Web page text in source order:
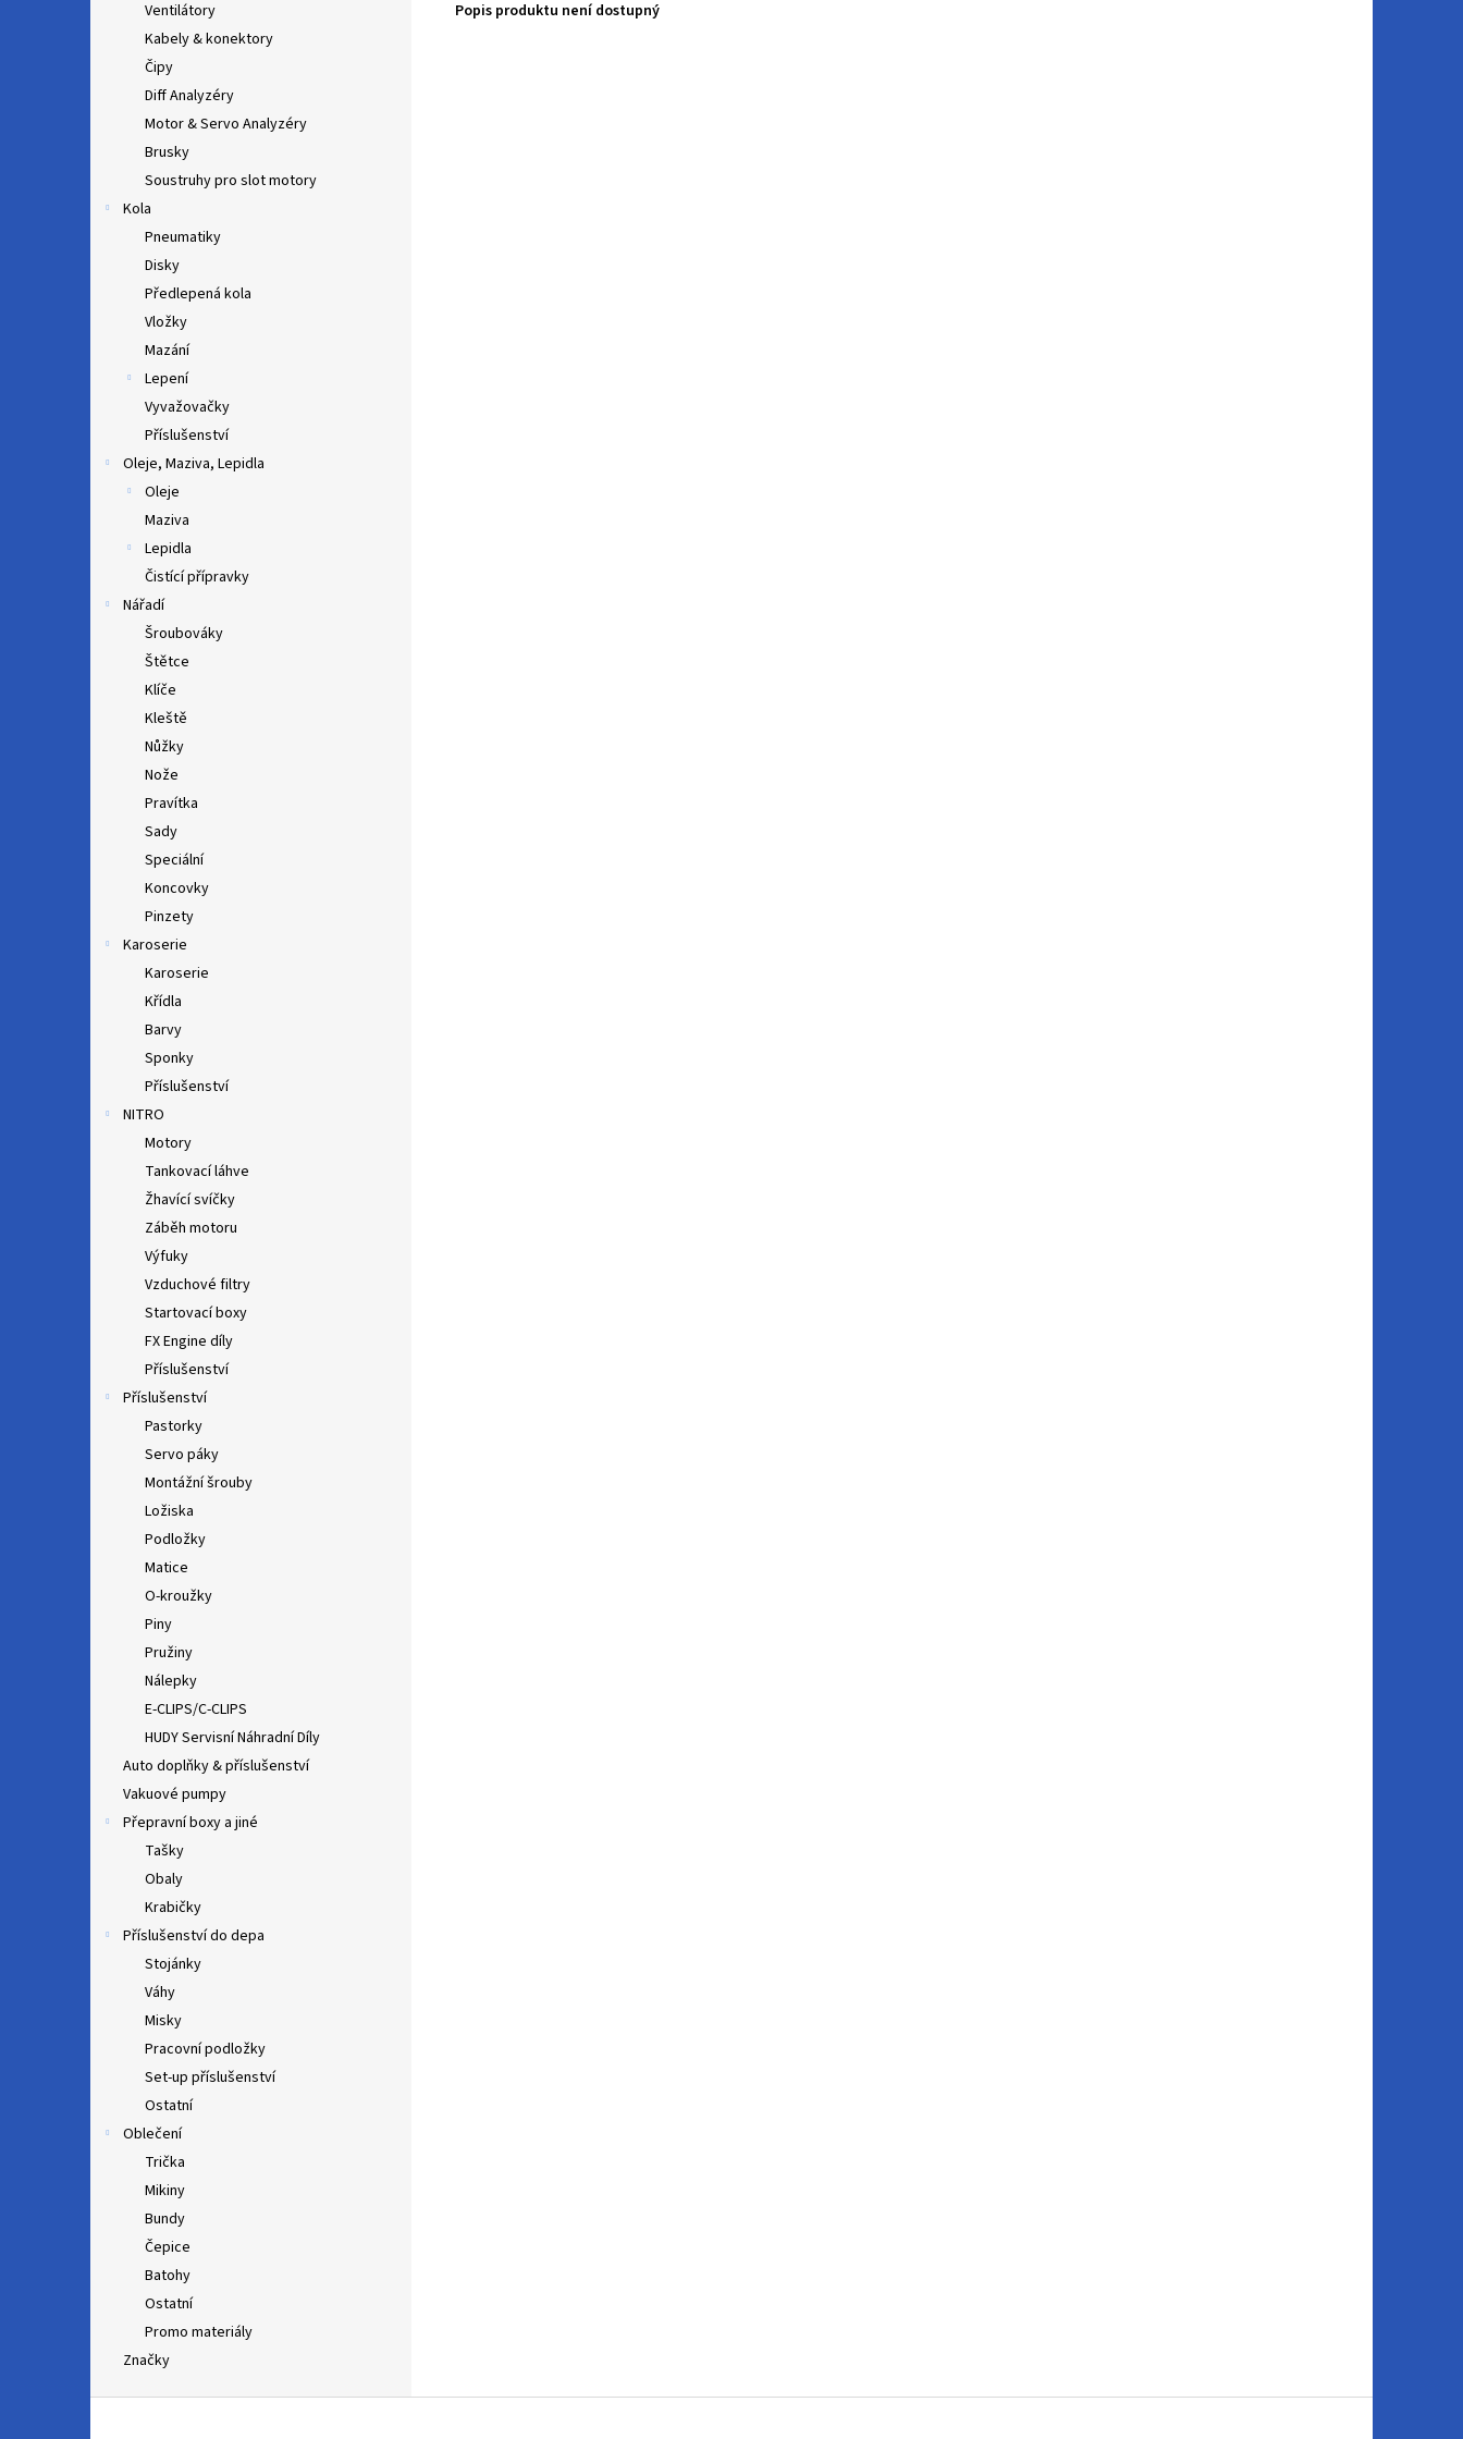
Ventilátory
Kabely & konektory
Čipy
Diff Analyzéry
Motor & Servo Analyzéry
Brusky
Soustruhy pro slot motory
Kola
Pneumatiky
Disky
Předlepená kola
Vložky
Mazání
Lepení
Vyvažovačky
Příslušenství
Oleje, Maziva, Lepidla
Oleje
Maziva
Lepidla
Čistící přípravky
Nářadí
Šroubováky
Štětce
Klíče
Kleště
Nůžky
Nože
Pravítka
Sady
Speciální
Koncovky
Pinzety
Karoserie
Karoserie
Křídla
Barvy
Sponky
Příslušenství
NITRO
Motory
Tankovací láhve
Žhavící svíčky
Záběh motoru
Výfuky
Vzduchové filtry
Startovací boxy
FX Engine díly
Příslušenství
Příslušenství
Pastorky
Servo páky
Montážní šrouby
Ložiska
Podložky
Matice
O-kroužky
Piny
Pružiny
Nálepky
E-CLIPS/C-CLIPS
HUDY Servisní Náhradní Díly
Auto doplňky & příslušenství
Vakuové pumpy
Přepravní boxy a jiné
Tašky
Obaly
Krabičky
Příslušenství do depa
Stojánky
Váhy
Misky
Pracovní podložky
Set-up příslušenství
Ostatní
Oblečení
Trička
Mikiny
Bundy
Čepice
Batohy
Ostatní
Promo materiály
Značky
Popis produktu není dostupný